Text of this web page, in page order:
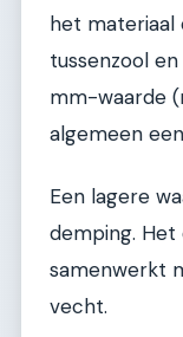
het materiaal
tussenzool
mm-waarde
algemeen
Een lagere
demping. Het
samenwerkt
vecht.